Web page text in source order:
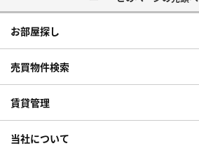
お部屋探し
売買物件検索
賃貸管理
当社について